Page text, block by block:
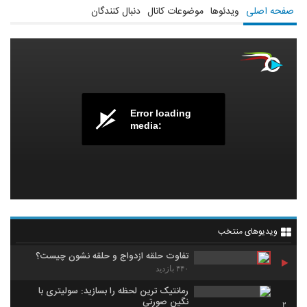
صفحه اصلی ویدئوها موضوعات کانال دنبال کنندگان
Error loading
media:
ویدیوهای منتخب
تفاوت حلقه ازدواج و حلقه نشون چیست؟
۴۴۰ بازدید
2
رمانتیک ترین لحظه را بسازید: سولیتری با
نگین صورتی